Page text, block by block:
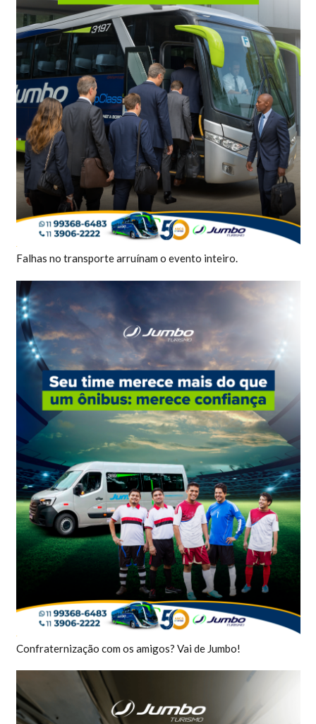
Falhas no transporte arruínam o evento inteiro.
Confraternização com os amigos? Vai de Jumbo!